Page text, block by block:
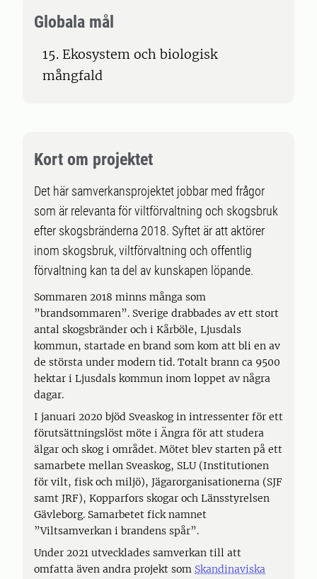
Globala mål
15. Ekosystem och biologisk
mångfald
Kort om projektet
Det här samverkansprojektet jobbar med frågor
som är relevanta för viltförvaltning och skogsbruk
efter skogsbränderna 2018. Syftet är att aktörer
inom skogsbruk, viltförvaltning och offentlig
förvaltning kan ta del av kunskapen löpande.
Sommaren 2018 minns många som
”brandsommaren”. Sverige drabbades av ett stort
antal skogsbränder och i Kårböle, Ljusdals
kommun, startade en brand som kom att bli en av
de största under modern tid. Totalt brann ca 9500
hektar i Ljusdals kommun inom loppet av några
dagar.
I januari 2020 bjöd Sveaskog in intressenter för ett
förutsättningslöst möte i Ängra för att studera
älgar och skog i området. Mötet blev starten på ett
samarbete mellan Sveaskog, SLU (Institutionen
för vilt, fisk och miljö), Jägarorganisationerna (SJF
samt JRF), Kopparfors skogar och Länsstyrelsen
Gävleborg. Samarbetet fick namnet
”Viltsamverkan i brandens spår”.
Under 2021 utvecklades samverkan till att
omfatta även andra projekt som Skandinaviska